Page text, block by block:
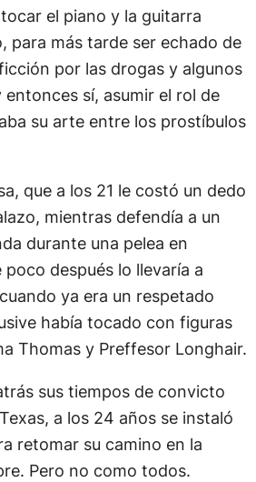
el piano y la guitarra
para más tarde ser echado de
por las drogas y algunos
sí, asumir el rol de
su arte entre los prostíbulos
que a los 21 le costó un dedo
mientras defendía a un
durante una pelea en
después lo llevaría a
ya era un respetado
había tocado con figuras
Thomas y Preffesor Longhair.
sus tiempos de convicto
a los 24 años se instaló
retomar su camino en la
Pero no como todos.